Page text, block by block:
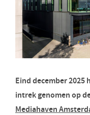
Eind december 2025
intrek genomen op
Mediahaven